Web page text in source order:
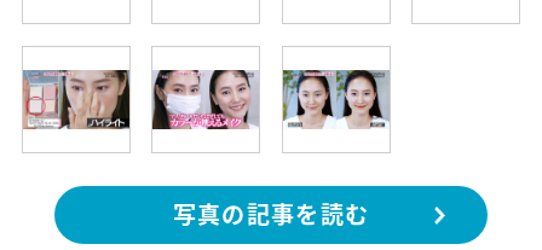
写真の記事を読む